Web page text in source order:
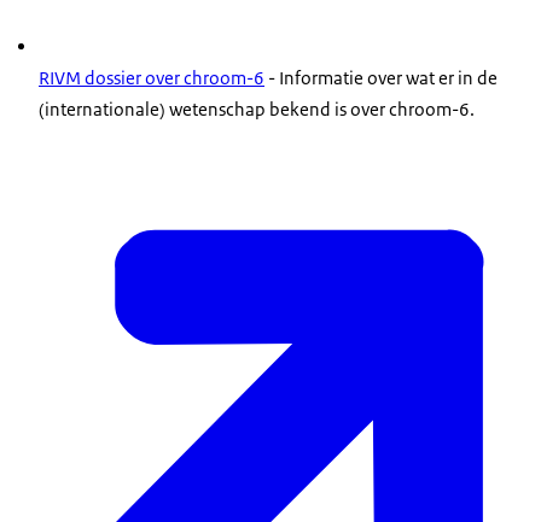
RIVM dossier over chroom-6 - Informatie over wat er in de
(internationale) wetenschap bekend is over chroom-6.